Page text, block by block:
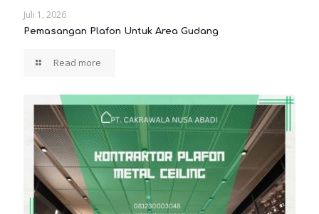
Juli 1, 2026
Pemasangan Plafon Untuk Area Gudang
Read more